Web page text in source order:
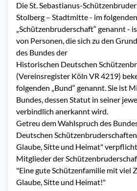
Die St. Sebastianus-
Stolberg – Stadtmitte - im folgenden
„Schützenbruderschaft“ genannt -
von Personen, die sich zu den
des Bundes der
Historischen Deutschen
(Vereinsregister Köln VR 4219)
folgenden „Bund“ genannt. Sie ist
Bundes, dessen Statut in seiner
verbindlich anerkannt wird.
Getreu dem Wahlspruch des
Deutschen
Glaube, Sitte und Heimat"
Mitglieder der
"Eine gute Schützenfamilie mit viel
Glaube, Sitte und Heimat!"